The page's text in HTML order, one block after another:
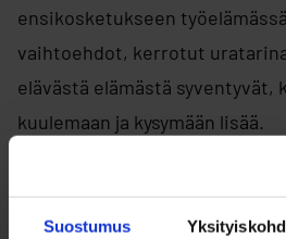
Suostumus
ensikosketukseen
vaihtoehdot, kerrotut
elävästä elämästä syventyvät,
kuulemaan ja kysymään lisää.
työelämäyhteistyötä lähi-, etä-